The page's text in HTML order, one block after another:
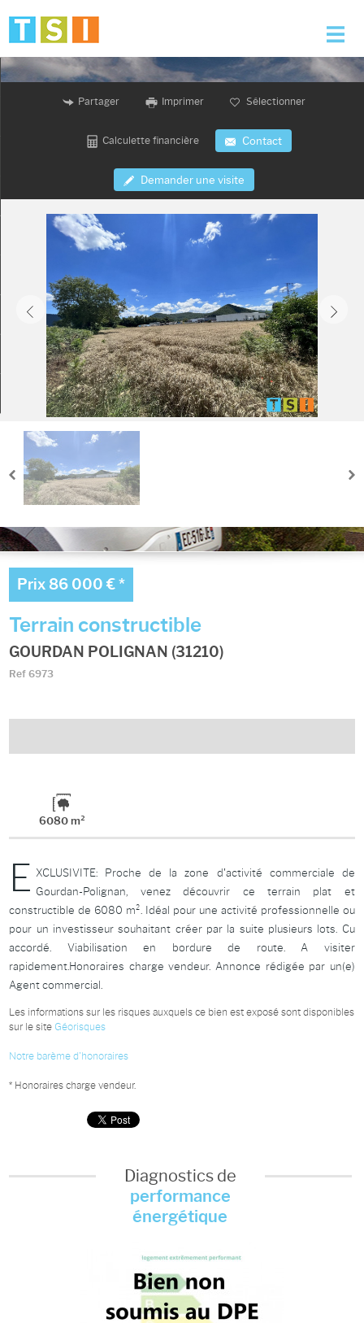
Accueil
Alerte e-mail
Contact
Mon compte
Ma sélection 0
Partager Imprimer Sélectionner
Calculette financière Contact
Demander une visite
Prix 86 000 €*
Terrain constructible
GOURDAN POLIGNAN (31210)
Ref 6973
6080 m²
E XCLUSIVITE: Proche de la zone d'activité commerciale de
Gourdan-Polignan, venez découvrir ce terrain plat et
constructible de 6080 m². Idéal pour une activité professionnelle ou
pour un investisseur souhaitant créer par la suite plusieurs lots. Cu
accordé. Viabilisation en bordure de route. A visiter
rapidement.Honoraires charge vendeur. Annonce rédigée par un(e)
Agent commercial.
Les informations sur les risques auxquels ce bien est exposé sont disponibles
sur le site Géorisques
Notre barème d'honoraires
* Honoraires charge vendeur.
Diagnostics de
performance
énergétique